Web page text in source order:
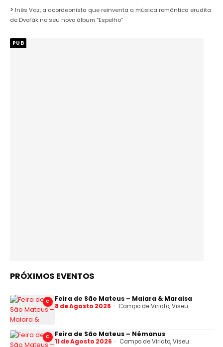
Inês Vaz, a acordeonista que reinventa a música romântica erudita
de Dvořák no seu novo álbum “Espelho”
PUB
PRÓXIMOS EVENTOS
C Feira de São Mateus – Maiara & Maraisa
8 de Agosto 2026 Campo de Viriato, Viseu
C Feira de São Mateus – Némanus
11 de Agosto 2026 Campo de Viriato, Viseu